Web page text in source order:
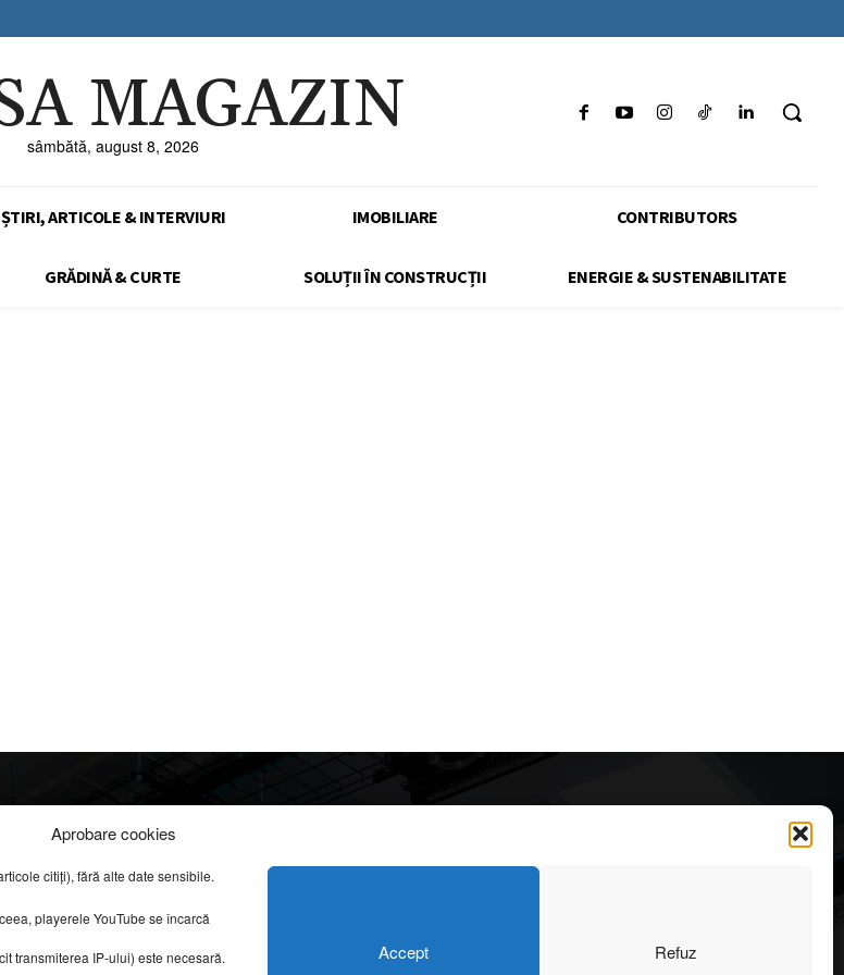
Aprobare cookies
citiți), fără alte date sensibile.
playerele YouTube se încarcă
transmiterea IP-ului) este necesară.
Accept Refuz
MAGAZIN
sâmbătă, august 8, 2026
ȘTIRI, ARTICOLE & INTERVIURI IMOBILIARE CONTRIBUTORS
GRĂDINĂ & CURTE SOLUȚII ÎN CONSTRUCȚII ENERGIE & SUSTENABILITATE
Info
DESPRE NOI
CONFIDENȚIALITATE & COOKIES
apreciate
102
Cele mai impresionante cabane